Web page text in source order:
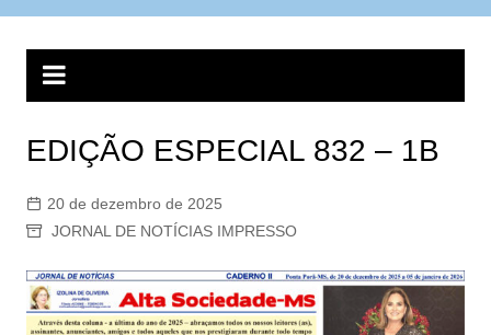
EDIÇÃO ESPECIAL 832 – 1B
20 de dezembro de 2025
JORNAL DE NOTÍCIAS IMPRESSO